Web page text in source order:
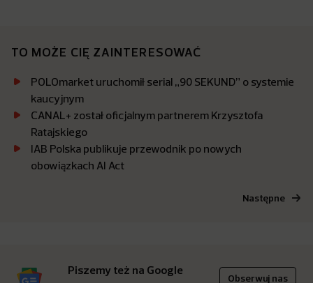
TO MOŻE CIĘ ZAINTERESOWAĆ
POLOmarket uruchomił serial „90 SEKUND” o systemie
kaucyjnym
CANAL+ został oficjalnym partnerem Krzysztofa
Ratajskiego
IAB Polska publikuje przewodnik po nowych
obowiązkach AI Act
Następne
Piszemy też na Google
Obserwuj nas